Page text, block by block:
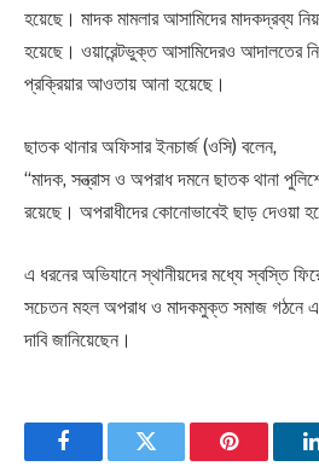
হয়েছে। মাদক মামলার আসামিদের মাদকদ্রব্য
হয়েছে। ওয়ারেন্টভুক্ত আসামিদেরও আদালতের
প্রক্রিয়ার আওতায় আনা হয়েছে।
ছাতক থানার অফিসার ইনচার্জ (ওসি) বলেন,
“মাদক, সন্ত্রাস ও অপরাধ দমনে ছাতক থানা
রয়েছে। অপরাধীদের কোনোভাবেই ছাড় দেওয়া
এ ধরনের অভিযানে স্থানীয়দের মধ্যে স্বস্তি
সচেতন মহল অপরাধ ও মাদকমুক্ত সমাজ গঠনে এ
দাবি জানিয়েছেন।
FacebookTwitter Pinterest